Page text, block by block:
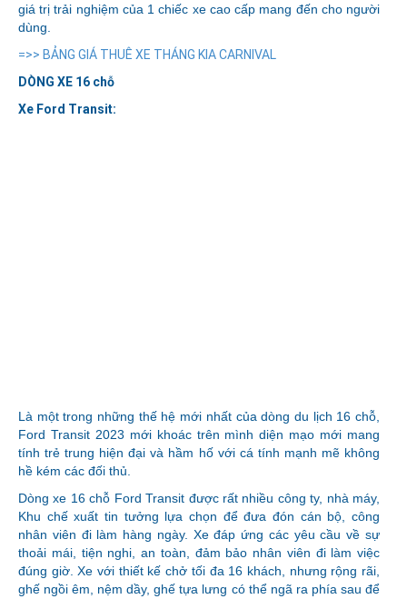
giá trị trải nghiệm của 1 chiếc xe cao cấp mang đến cho người
dùng.
=>> BẢNG GIÁ THUÊ XE THÁNG KIA CARNIVAL
DÒNG XE 16 chỗ
Xe Ford Transit:
Là một trong những thế hệ mới nhất của dòng du lịch 16 chỗ,
Ford Transit 2023 mới khoác trên mình diện mạo mới mang
tính trẻ trung hiện đại và hầm hố với cá tính mạnh mẽ không
hề kém các đối thủ.
Dòng xe 16 chỗ Ford Transit được rất nhiều công ty, nhà máy,
Khu chế xuất tin tưởng lựa chọn để đưa đón cán bộ, công
nhân viên đi làm hàng ngày. Xe đáp ứng các yêu cầu về sự
thoải mái, tiện nghi, an toàn, đảm bảo nhân viên đi làm việc
đúng giờ. Xe với thiết kế chở tối đa 16 khách, nhưng rộng rãi,
ghế ngồi êm, nệm dầy, ghế tựa lưng có thể ngã ra phía sau để